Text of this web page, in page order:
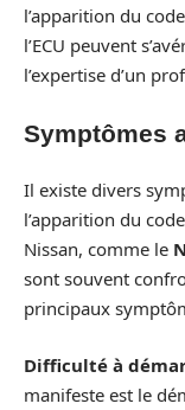
l’apparition du
l’ECU peuvent
l’expertise d’un
Symptômes
Il existe divers
l’apparition du
Nissan, comme le
sont souvent
principaux
Difficulté à
manifeste est le